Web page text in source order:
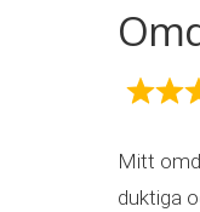
Mitt
duktiga